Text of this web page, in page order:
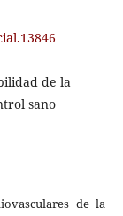
de la
sano
de la